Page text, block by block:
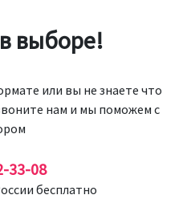
выборе!
или вы не знаете что
нам и мы поможем с
33-08
бесплатно